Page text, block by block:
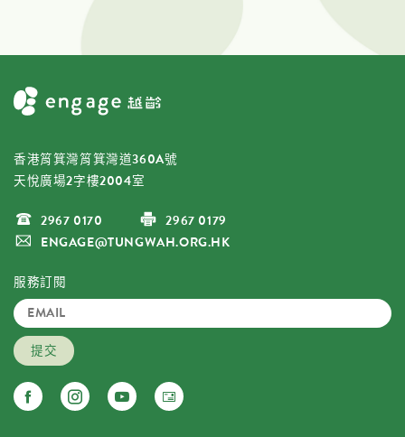
香港筲箕灣筲箕灣道360A號
天悅廣場2字樓2004室
2967 0170
2967 0179
ENGAGE@TUNGWAH.ORG.HK
服務訂閱